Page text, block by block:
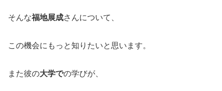
そんな福地展成さんについて、
この機会にもっと知りたいと思います。
また彼の大学での学びが、